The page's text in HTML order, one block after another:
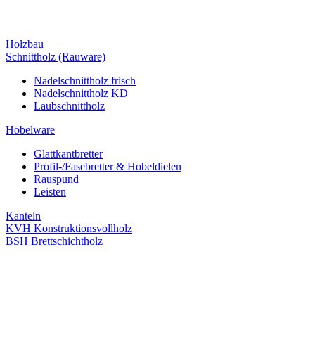
Holzbau
Schnittholz (Rauware)
Nadelschnittholz frisch
Nadelschnittholz KD
Laubschnittholz
Hobelware
Glattkantbretter
Profil-/Fasebretter & Hobeldielen
Rauspund
Leisten
Kanteln
KVH Konstruktionsvollholz
BSH Brettschichtholz